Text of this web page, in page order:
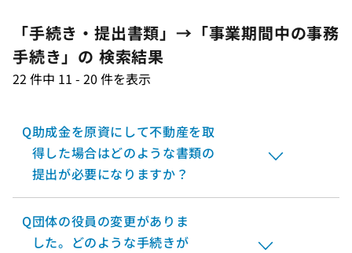
「手続き・提出書類」→「事業期間中の事務
手続き」の 検索結果
22 件中 11 - 20 件を表示
Q助成金を原資にして不動産を取
得した場合はどのような書類の
提出が必要になりますか？
Q団体の役員の変更がありま
した。どのような手続きが